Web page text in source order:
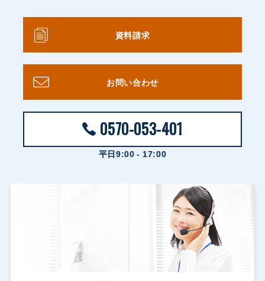
資料請求
お問い合わせ
0570-053-401
平日9:00 - 17:00